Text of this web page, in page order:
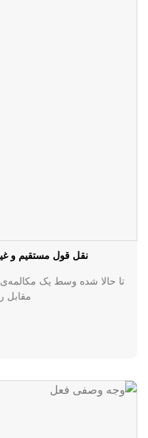
نقل قول مستقیم و
تا حالا شده وسط یک
مقابل